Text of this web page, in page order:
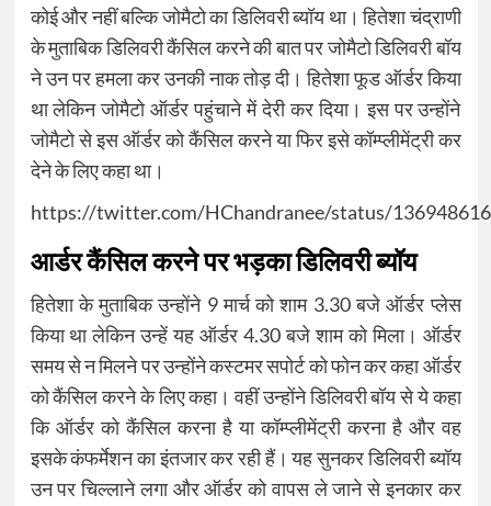
कोई और नहीं बल्कि जोमैटो का डिलिवरी ब्यॉय था। हितेशा चंद्राणी
के मुताबिक डिलिवरी कैंसिल करने की बात पर जोमैटो डिलिवरी बॉय
ने उन पर हमला कर उनकी नाक तोड़ दी। हितेशा फूड ऑर्डर किया
था लेकिन जोमैटो ऑर्डर पहुंचाने में देरी कर दिया। इस पर उन्होंने
जोमैटो से इस ऑर्डर को कैंसिल करने या फिर इसे कॉम्प्लीमेंट्री कर
देने के लिए कहा था।
https://twitter.com/HChandranee/status/
आर्डर कैंसिल करने पर भड़का डिलिवरी ब्यॉय
हितेशा के मुताबिक उन्होंने 9 मार्च को शाम 3.30 बजे ऑर्डर प्लेस
किया था लेकिन उन्हें यह ऑर्डर 4.30 बजे शाम को मिला। ऑर्डर
समय से न मिलने पर उन्होंने कस्टमर सपोर्ट को फोन कर कहा ऑर्डर
को कैंसिल करने के लिए कहा। वहीं उन्होंने डिलिवरी बॉय से ये कहा
कि ऑर्डर को कैंसिल करना है या कॉम्प्लीमेंट्री करना है और वह
इसके कंफर्मेशन का इंतजार कर रही हैं। यह सुनकर डिलिवरी ब्यॉय
उन पर चिल्लाने लगा और ऑर्डर को वापस ले जाने से इनकार कर